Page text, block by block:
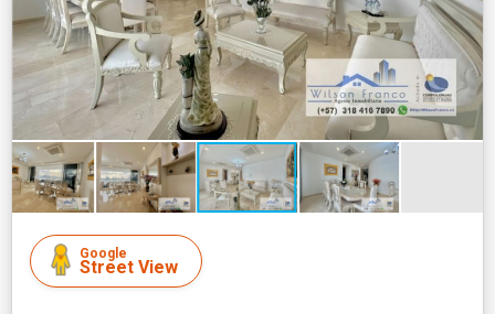
Google
Street View